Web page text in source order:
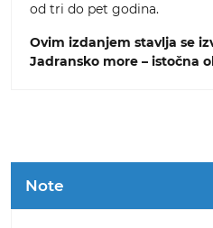
od tri do pet godina.
Ovim izdanjem stavlja se
Jadransko more – istočna
Note